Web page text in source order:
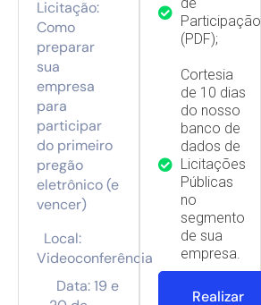
Licitação:
Como
preparar
sua
empresa
para
participar
do primeiro
pregão
eletrônico (e
vencer)
Local:
Videoconferência
Data: 19 e
Participação
(PDF);
Cortesia
de 10 dias
do nosso
banco de
dados de
Licitações
Públicas
no
segmento
de sua
empresa.
Realizar